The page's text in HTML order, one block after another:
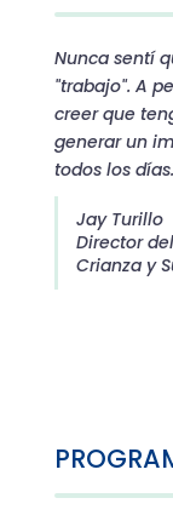
Nunca sentí
"trabajo". A
creer que
generar un
todos los días.
Jay Turillo
Director
Crianza y